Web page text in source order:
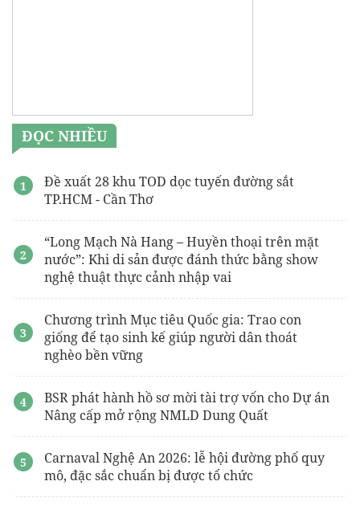
ĐỌC NHIỀU
Đề xuất 28 khu TOD dọc tuyến đường sắt
TP.HCM - Cần Thơ
“Long Mạch Nà Hang – Huyền thoại trên mặt
nước”: Khi di sản được đánh thức bằng show
nghệ thuật thực cảnh nhập vai
Chương trình Mục tiêu Quốc gia: Trao con
giống để tạo sinh kế giúp người dân thoát
nghèo bền vững
BSR phát hành hồ sơ mời tài trợ vốn cho Dự án
Nâng cấp mở rộng NMLD Dung Quất
Carnaval Nghệ An 2026: lễ hội đường phố quy
mô, đặc sắc chuẩn bị được tổ chức